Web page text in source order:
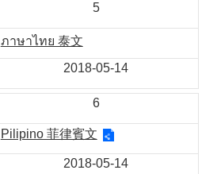
5
ภาษาไทย 泰文
2018-05-14
6
Pilipino 菲律賓文
2018-05-14